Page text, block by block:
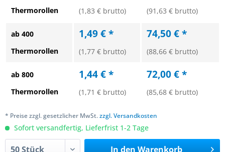
Thermorollen
(1,83 € brutto) (91,63 € brutto)
ab 400
Thermorollen
1,49 € *
(1,77 € brutto)
74,50 € *
(88,66 € brutto)
ab 800
Thermorollen
1,44 € *
(1,71 € brutto)
72,00 € *
(85,68 € brutto)
* Preise zzgl. gesetzlicher MwSt.zzgl. Versandkosten
Sofort versandfertig, Lieferfrist 1-2 Tage
In den Warenkorb